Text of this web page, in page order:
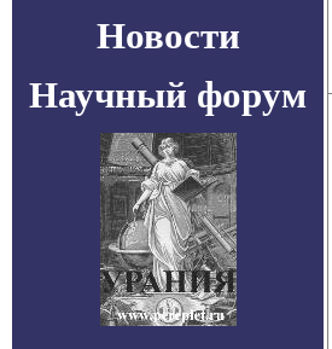
Новости
Научный форум